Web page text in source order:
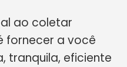
ao coletar
fornecer a você
tranquila, eficiente